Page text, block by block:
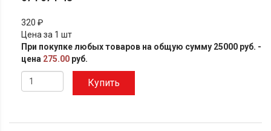
320 ₽
Цена за 1 шт
При покупке любых товаров на общую сумму 25000 руб. -
цена 275.00 руб.
Купить